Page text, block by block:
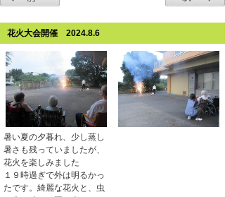
花火大会開催 2024.8.6
暑い夏の夕暮れ、少し蒸し
暑さも残っていましたが、
花火を楽しみました
１９時過ぎで外は明るかっ
たです。綺麗な花火と、虫